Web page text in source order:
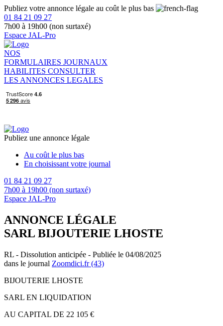
Publiez votre annonce légale au coût le plus bas
01 84 21 09 27
7h00 à 19h00 (non surtaxé)
Espace JAL-Pro
NOS
FORMULAIRES JOURNAUX
HABILITES CONSULTER
LES ANNONCES LEGALES
Publiez une annonce légale
Au coût le plus bas
En choisissant votre journal
01 84 21 09 27
7h00 à 19h00 (non surtaxé)
Espace JAL-Pro
ANNONCE LÉGALE
SARL BIJOUTERIE LHOSTE
RL - Dissolution anticipée - Publiée le 04/08/2025
dans le journal Zoomdici.fr (43)
BIJOUTERIE LHOSTE
SARL EN LIQUIDATION
AU CAPITAL DE 22 105 €